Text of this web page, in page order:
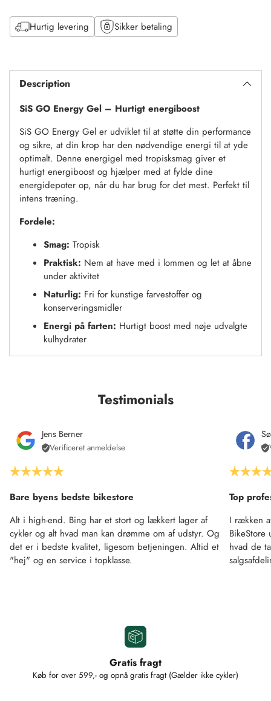
Hurtig levering Sikker betaling
til
kurvDescription
SiS GO Energy Gel – Hurtigt energiboost
SiS GO Energy Gel er udviklet til at støtte din performance
og sikre, at din krop har den nødvendige energi til at yde
optimalt. Denne energigel med tropisksmag giver et
hurtigt energiboost og hjælper med at fylde dine
energidepoter op, når du har brug for det mest. Perfekt til
intens træning.
Fordele:
Smag: Tropisk
Praktisk: Nem at have med i lommen og let at åbne
under aktivitet
Naturlig: Fri for kunstige farvestoffer og
konserveringsmidler
Energi på farten: Hurtigt boost med nøje udvalgte
kulhydrater
Testimonials
Jens Berner
Verificeret anmeldelse
Bare byens bedste bikestore
Alt i high-end. Bing har et stort og lækkert lager af
cykler og alt hvad man kan drømme om af udstyr. Og
det er i bedste kvalitet, ligesom betjeningen. Altid et
"hej" og en service i topklasse.
Top
I rækken
hvad de
Gratis fragt
Køb for over 599,- og opnå gratis fragt (Gælder ikke cykler)